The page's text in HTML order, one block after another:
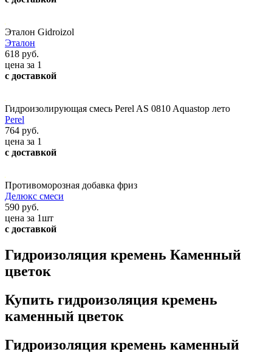
Эталон Gidroizol
Эталон
618 руб.
цена за 1
с доставкой
Гидроизолирующая смесь Perel AS 0810 Aquastop лето
Perel
764 руб.
цена за 1
с доставкой
Противоморозная добавка фриз
Делюкс смеси
590 руб.
цена за 1шт
с доставкой
Гидроизоляция кремень Каменный
цветок
Купить гидроизоляция кремень
каменный цветок
Гидроизоляция кремень каменный